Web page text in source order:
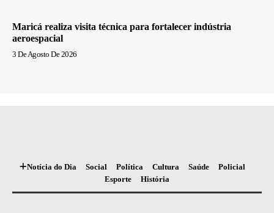
Maricá realiza visita técnica para fortalecer indústria
aeroespacial
3 De Agosto De 2026
Notícia do Dia Social Política Cultura Saúde
Policial
Esporte
História